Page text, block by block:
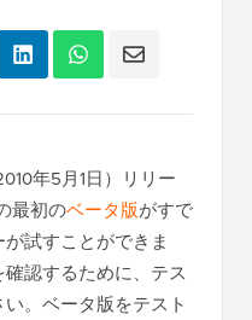
年5月1日）リリー
最初のベータ版がすで
試すことができま
認するために、テス
。ベータ版をテスト